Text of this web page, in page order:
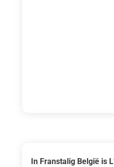
In Franstalig België is